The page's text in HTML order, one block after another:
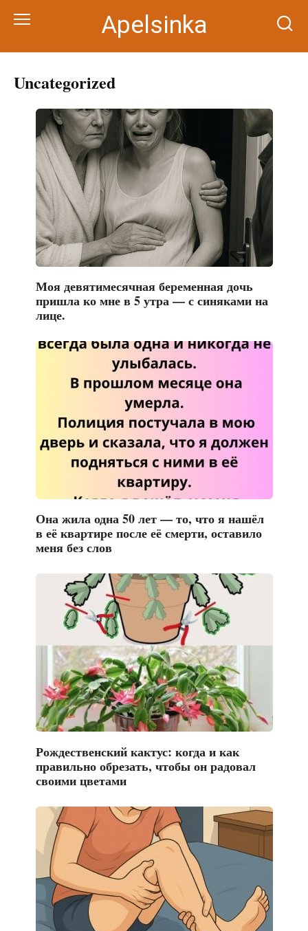
Apelsinka
Uncategorized
Моя девятимесячная беременная дочь
пришла ко мне в 5 утра — с синяками на
лице.
Она жила одна 50 лет — то, что я нашёл
в её квартире после её смерти, оставило
меня без слов
Рождественский кактус: когда и как
правильно обрезать, чтобы он радовал
своими цветами